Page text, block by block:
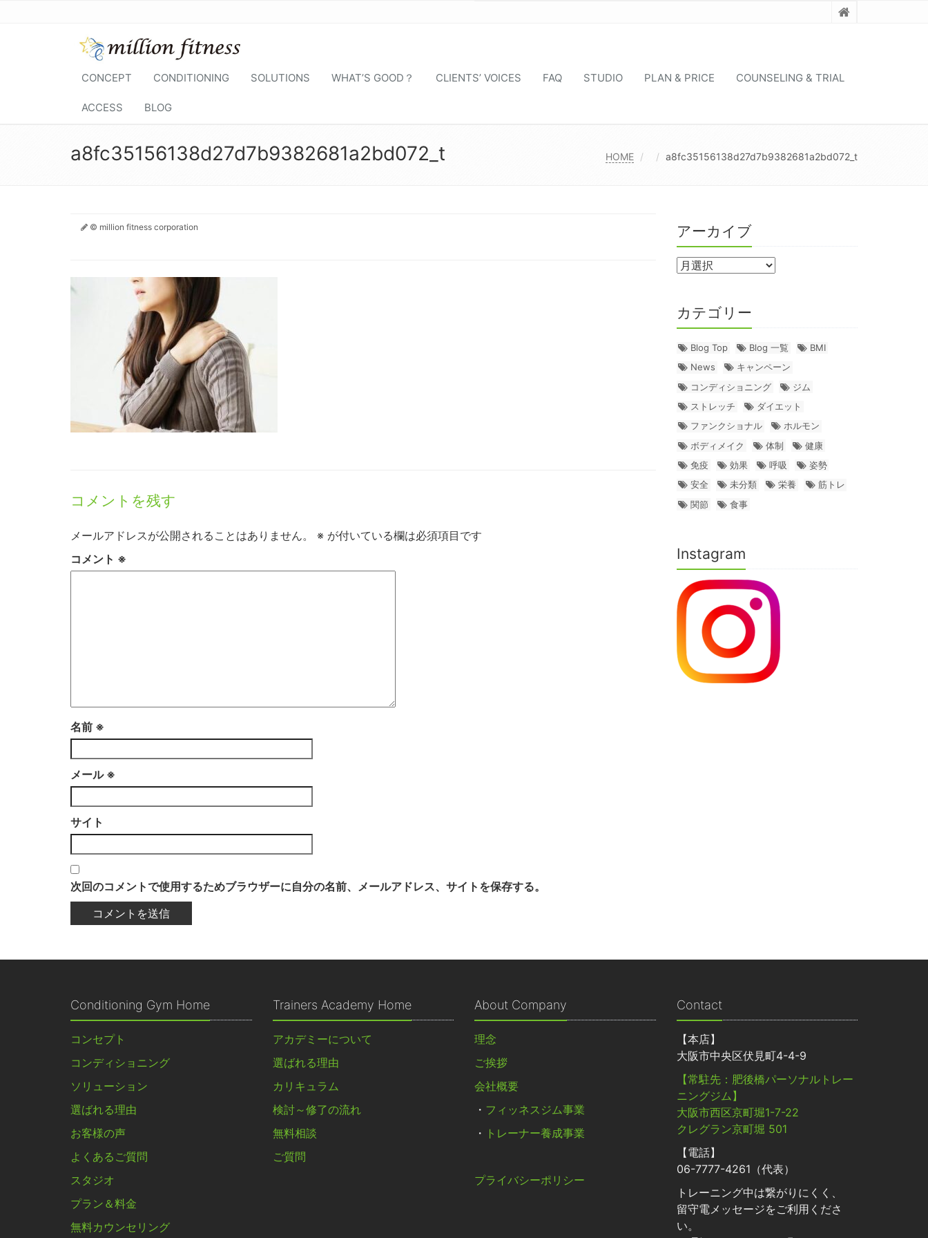
CONCEPT CONDITIONING SOLUTIONS WHAT’S GOOD？ CLIENTS’ VOICES FAQ STUDIO PLAN & PRICE COUNSELING & TRIAL
ACCESS BLOG
a8fc35156138d27d7b9382681a2bd072_t HOME a8fc35156138d27d7b9382681a2bd072_t
© million fitness corporation
コメントを残す
メールアドレスが公開されることはありません。 ※ が付いている欄は必須項目です
コメント ※
名前 ※
メール ※
サイト
次回のコメントで使用するためブラウザーに自分の名前、メールアドレス、サイトを保存する。
アーカイブ
カテゴリー
Blog Top Blog 一覧
BMI
News
キャンペーン
コンディショニング
ジム
ストレッチ
ダイエット
ファンクショナル
ホルモン
ボディメイク
体制
健康
免疫
効果 呼吸
姿勢
安全
未分類 栄養
筋トレ
関節
食事
Instagram
Conditioning Gym Home
コンセプト
コンディショニング
ソリューション
選ばれる理由
お客様の声
よくあるご質問
スタジオ
プラン＆料金
無料カウンセリング
Trainers Academy Home
アカデミーについて
選ばれる理由
カリキュラム
検討～修了の流れ
無料相談
ご質問
About Company
理念
ご挨拶
会社概要
・ フィッネスジム事業
・ トレーナー養成事業
プライバシーポリシー
Contact
【本店】
大阪市中央区伏見町4-4-9
【常駐先：肥後橋パーソナルトレー
ニングジム】
大阪市西区京町堀1-7-22
クレグラン京町堀 501
【電話】
06-7777-4261（代表）
トレーニング中は繋がりにくく、
留守電メッセージをご利用くださ
い。